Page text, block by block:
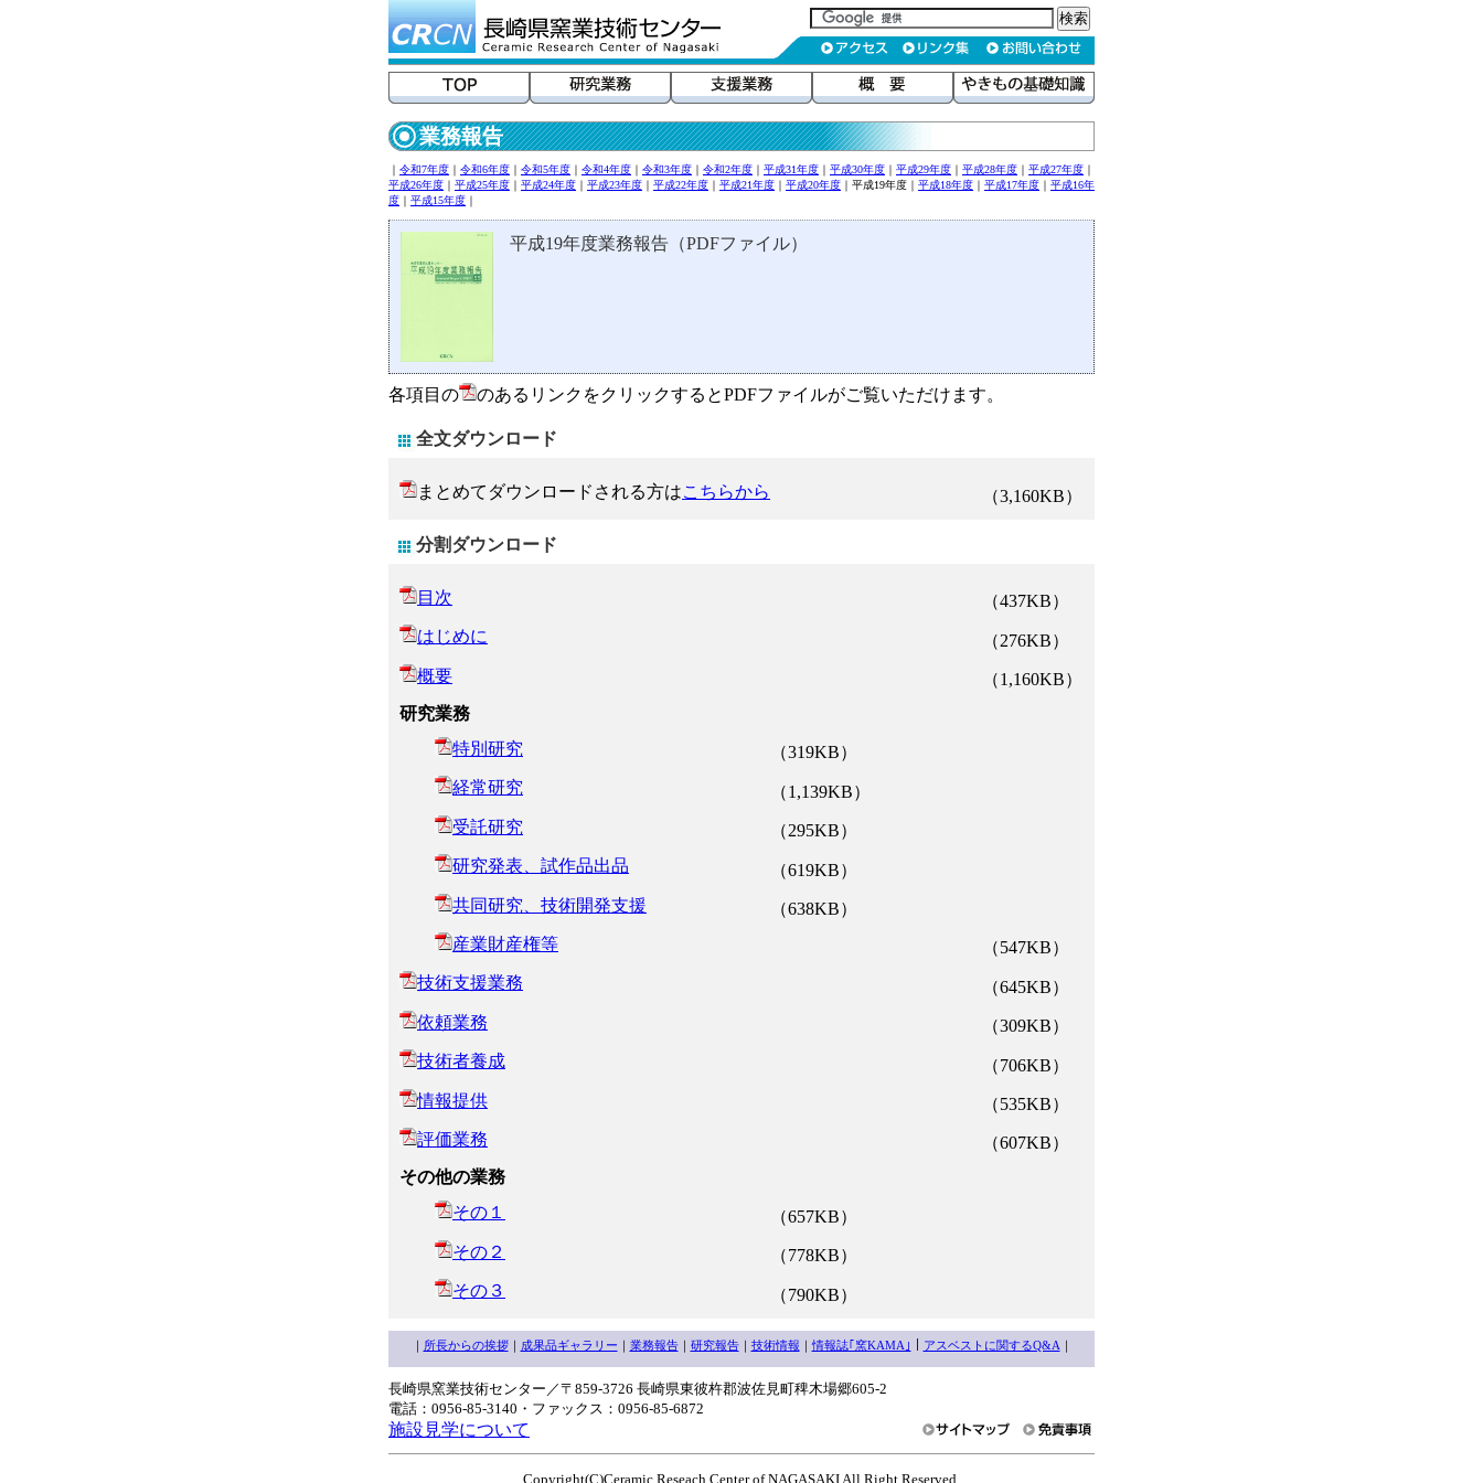
業務報告
｜ 令和7年度 ｜ 令和6年度 ｜ 令和5年度 ｜ 令和4年度 ｜ 令和3年度 ｜ 令和2年度 ｜ 平成31年度 ｜ 平成30年度 ｜ 平成29年度 ｜ 平成28年度 ｜ 平成27年度 ｜
平成26年度 ｜ 平成25年度 ｜ 平成24年度 ｜ 平成23年度 ｜ 平成22年度 ｜ 平成21年度 ｜ 平成20年度 ｜平成19年度｜ 平成18年度 ｜ 平成17年度 ｜ 平成16年
度 ｜ 平成15年度 ｜
平成19年度業務報告（PDFファイル）
各項目の のあるリンクをクリックするとPDFファイルがご覧いただけます。
全文ダウンロード
まとめてダウンロードされる方はこちらから （3,160KB）
分割ダウンロード
目次
（437KB）
はじめに
（276KB）
概要
（1,160KB）
研究業務
特別研究
（319KB）
経常研究
（1,139KB）
受託研究
（295KB）
研究発表、試作品出品
（619KB）
共同研究、技術開発支援
（638KB）
産業財産権等
（547KB）
技術支援業務
（645KB）
依頼業務
（309KB）
技術者養成
（706KB）
情報提供
（535KB）
評価業務
（607KB）
その他の業務
その１
（657KB）
その２
（778KB）
その３
（790KB）
｜ 所長からの挨拶｜ 成果品ギャラリー ｜ 業務報告｜ 研究報告｜ 技術情報 ｜情報誌｢窯KAMA｣ アスベストに関するQ&A ｜
長崎県窯業技術センター／〒859-3726 長崎県東彼杵郡波佐見町稗木場郷605-2
電話：0956-85-3140・ファックス：0956-85-6872
施設見学について
Copyright(C)Ceramic Reseach Center of NAGASAKI All Right Reserved.